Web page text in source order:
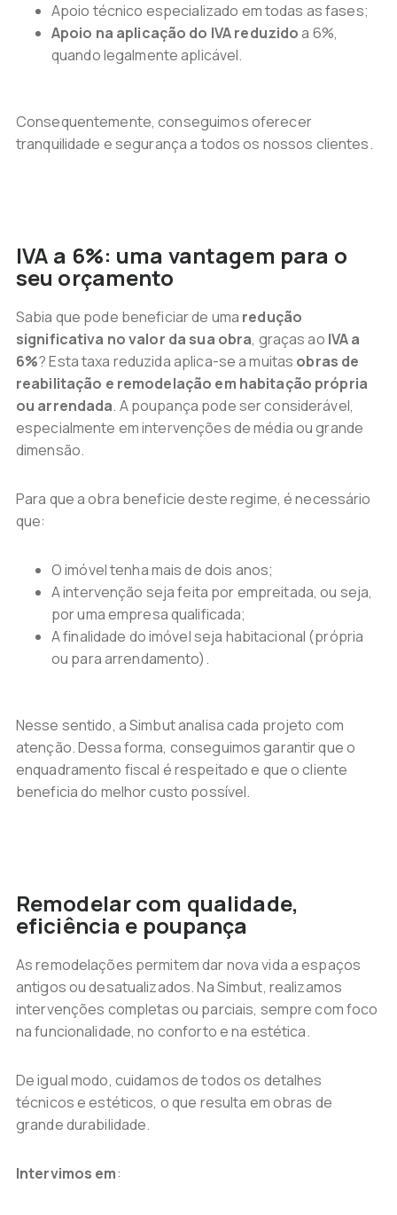
Apoio técnico especializado em todas as fases;
Apoio na aplicação do IVA reduzidoa 6%,
quando legalmente aplicável.
Consequentemente, conseguimos oferecer
tranquilidade e segurança a todos os nossos clientes.
IVA a 6%: uma vantagem para o
seu orçamento
Sabia que pode beneficiar de uma redução
significativa no valor da sua obra, graças ao IVA a
6%? Esta taxa reduzida aplica-se a muitas obras de
reabilitação e remodelação em habitação própria
ou arrendada. A poupança pode ser considerável,
especialmente em intervenções de média ou grande
dimensão.
Para que a obra beneficie deste regime, é necessário
que:
O imóvel tenha mais de dois anos;
A intervenção seja feita por empreitada, ou seja,
por uma empresa qualificada;
A finalidade do imóvel seja habitacional (própria
ou para arrendamento).
Nesse sentido, a Simbut analisa cada projeto com
atenção. Dessa forma, conseguimos garantir que o
enquadramento fiscal é respeitado e que o cliente
beneficia do melhor custo possível.
Remodelar com qualidade,
eficiência e poupança
As remodelações permitem dar nova vida a espaços
antigos ou desatualizados. Na Simbut, realizamos
intervenções completas ou parciais, sempre com foco
na funcionalidade, no conforto e na estética.
De igual modo, cuidamos de todos os detalhes
técnicos e estéticos, o que resulta em obras de
grande durabilidade.
Intervimos em: